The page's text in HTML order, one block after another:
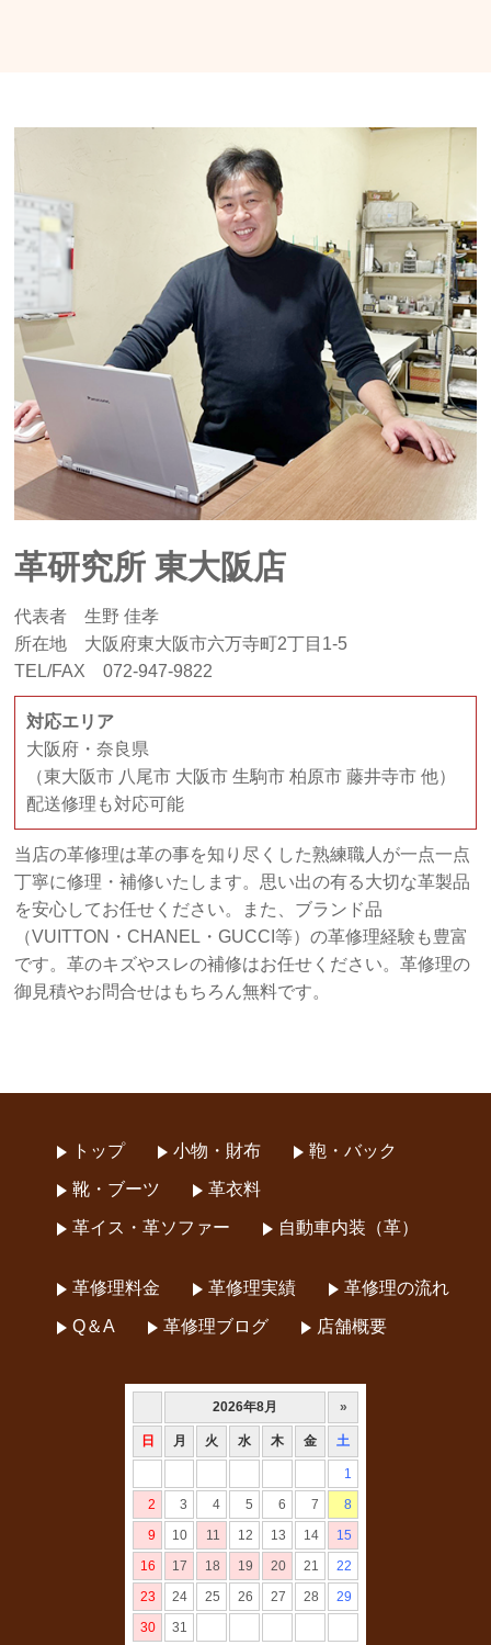
革研究所 東大阪店
代表者 生野 佳孝
所在地 大阪府東大阪市六万寺町2丁目1-5
TEL/FAX 072-947-9822
対応エリア
大阪府・奈良県
（東大阪市 八尾市 大阪市 生駒市 柏原市 藤井寺市 他）
配送修理も対応可能
当店の革修理は革の事を知り尽くした熟練職人が一点一点
丁寧に修理・補修いたします。思い出の有る大切な革製品
を安心してお任せください。また、ブランド品
（VUITTON・CHANEL・GUCCI等）の革修理経験も豊富
です。革のキズやスレの補修はお任せください。革修理の
御見積やお問合せはもちろん無料です。
トップ 小物・財布 鞄・バック
靴・ブーツ 革衣料
革イス・革ソファー 自動車内装（革）
革修理料金 革修理実績 革修理の流れ
Q＆A 革修理ブログ 店舗概要